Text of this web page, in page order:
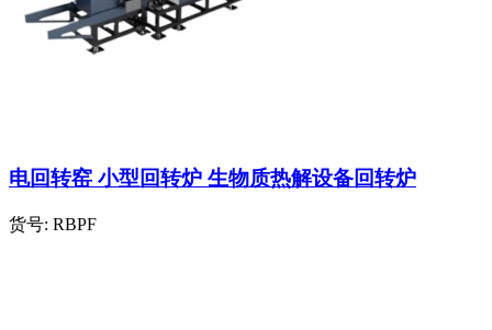
电回转窑 小型回转炉 生物质热解设备回转炉
货号: RBPF